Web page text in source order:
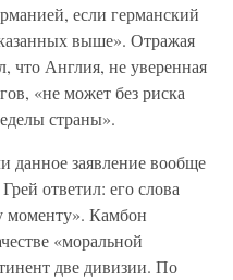
если германский
выше». Отражая
что Англия, не уверенная
«не может без риска
страны».
данное заявление вообще
ответил: его слова
моменту». Камбон
«моральной
две дивизии. По